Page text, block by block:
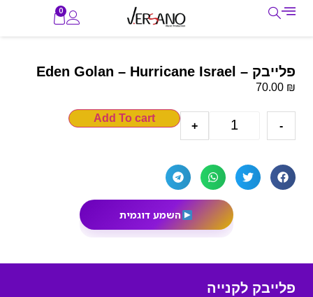
0
פלייבק – Eden Golan – Hurricane Israel
70.00 ₪
-
+
Add To cart
השמע דוגמית
פלייבק לקנייה